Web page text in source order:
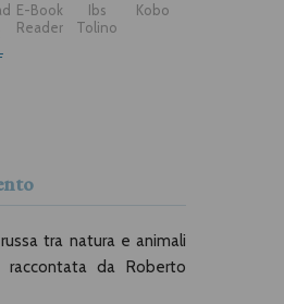
E-Book
Reader
Ibs
Tolino
Kobo
tra natura e animali
da Roberto